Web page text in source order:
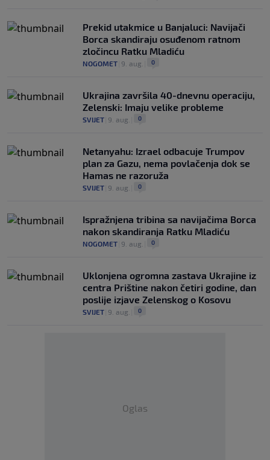
Prekid utakmice u Banjaluci: Navijači
Borca skandiraju osuđenom ratnom
zločincu Ratku Mladiću
NOGOMET 9. aug. 0
Ukrajina završila 40-dnevnu operaciju,
Zelenski: Imaju velike probleme
SVIJET 9. aug. 0
Netanyahu: Izrael odbacuje Trumpov
plan za Gazu, nema povlačenja dok se
Hamas ne razoruža
SVIJET 9. aug. 0
Ispražnjena tribina sa navijačima Borca
nakon skandiranja Ratku Mladiću
NOGOMET 9. aug. 0
Uklonjena ogromna zastava Ukrajine iz
centra Prištine nakon četiri godine, dan
poslije izjave Zelenskog o Kosovu
SVIJET 9. aug. 0
Oglas